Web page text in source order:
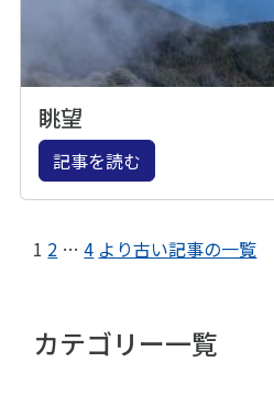
眺望
記事を読む
1 2 … 4 より古い記事の一覧
カテゴリー一覧